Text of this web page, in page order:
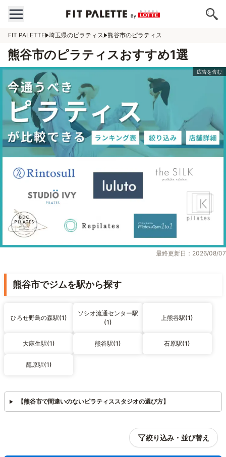
FIT PALETTE 埼玉県のピラティス 熊谷市のピラティス
熊谷市のピラティスおすすめ1選
最終更新日：2026/08/07
熊谷市でジムを駅から探す
ひろせ野鳥の森駅(1)
ソシオ流通センター駅
(1)
上熊谷駅(1)
大麻生駅(1) 熊谷駅(1) 石原駅(1)
籠原駅(1)
【熊谷市で間違いのないピラティススタジオの選び方】
絞り込み・並び替え